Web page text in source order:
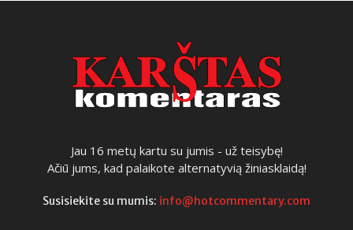
Jau 16 metų kartu su jumis - už teisybę!
Ačiū jums, kad palaikote alternatyvią žiniasklaidą!
Susisiekite su mumis: info@hotcommentary.com